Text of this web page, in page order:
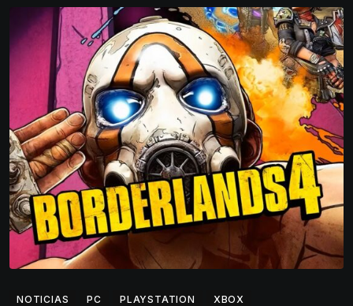
NOTICIAS PC PLAYSTATION XBOX